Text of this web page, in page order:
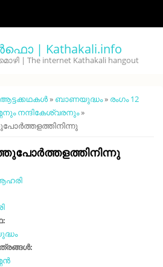
| Kathakali.info
| The internet Kathakali hangout
here
ആട്ടക്കഥകൾ» ബാണയുദ്ധം» രംഗം 12
നന്ദികേശ്വരനും»